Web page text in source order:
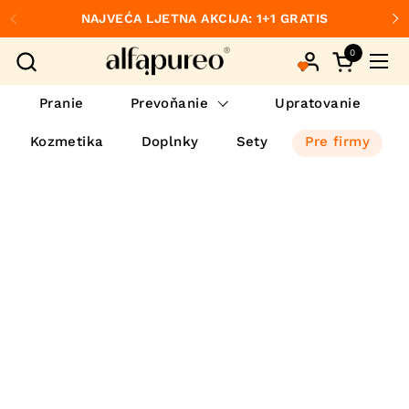
Preskočiť na obsah
Predchádzajúce
NAJVEĆA LJETNA AKCIJA: 1+1 GRATIS
Otvorte
0
Pranie Prevoňanie Upratovanie
Kozmetika Doplnky Sety Pre firmy